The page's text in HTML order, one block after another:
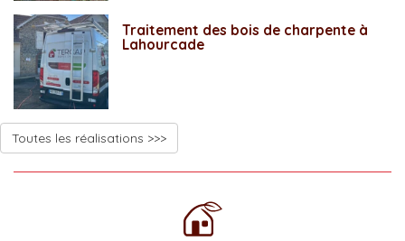
Traitement des bois de charpente à
Lahourcade
Toutes les réalisations >>>